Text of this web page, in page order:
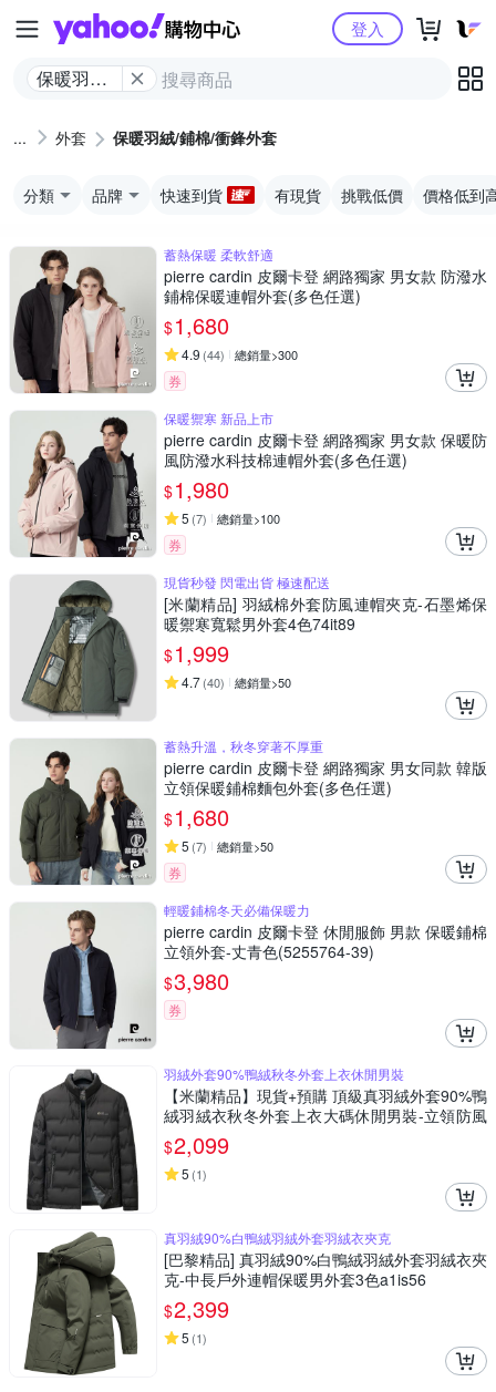
Yahoo購物中心
保暖​羽絨/​
外套
登入
外套 保暖​羽絨/​鋪​棉​/​衝鋒​外套
分類 品牌 快速到貨 有現貨 挑戰低價 價格低到
蓄熱保暖 柔軟舒適
pierre cardin 皮爾卡登 網路獨家 男女款 防潑水
鋪棉保暖連帽外套(多色任選)
$1,680
4.9 (44) 總銷量>300
券
保暖禦寒 新品上市
pierre cardin 皮爾卡登 網路獨家 男女款 保暖防
風防潑水科技棉連帽外套(多色任選)
$1,980
5 (7) 總銷量>100
券
現貨秒發 閃電出貨 極速配送
[米蘭精品] 羽絨棉外套防風連帽夾克-石墨烯保
暖禦寒寬鬆男外套4色74it89
$1,999
4.7(40) 總銷量>50
蓄熱升溫，秋冬穿著不厚重
pierre cardin 皮爾卡登 網路獨家 男女同款 韓版
立領保暖鋪棉麵包外套(多色任選)
$1,680
5 (7) 總銷量>50
券
輕暖鋪棉冬天必備保暖力
pierre cardin 皮爾卡登 休閒服飾 男款 保暖鋪棉
立領外套-丈青色(5255764-39)
$3,980
券
羽絨外套90%鴨絨秋冬外套上衣休閒男裝
【米蘭精品】現貨+預購 頂級真羽絨外套90%鴨
絨羽絨衣秋冬外套上衣大碼休閒男裝-立領防風
休閒5色74mt139
$2,099
5 (1)
真羽絨90%白鴨絨羽絨外套羽絨衣夾克
[巴黎精品] 真羽絨90%白鴨絨羽絨外套羽絨衣夾
克-中長戶外連帽保暖男外套3色a1is56
$2,399
5 (1)